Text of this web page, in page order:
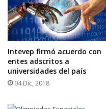
Intevep firmó acuerdo con
entes adscritos a
universidades del país
04 Dic, 2018